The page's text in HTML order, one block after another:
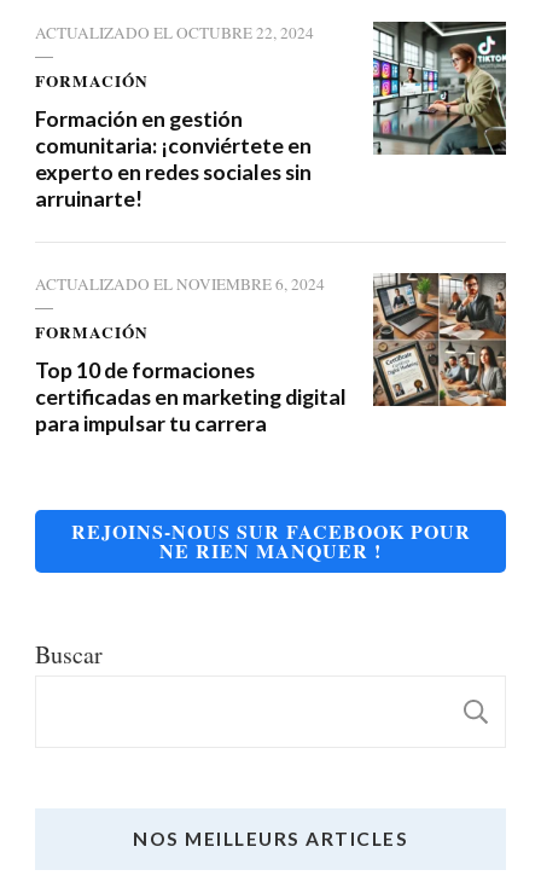
ACTUALIZADO ELOCTUBRE 22, 2024
FORMACIÓN
Formación en gestión
comunitaria: ¡conviértete en
experto en redes sociales sin
arruinarte!
ACTUALIZADO ELNOVIEMBRE 6, 2024
FORMACIÓN
Top 10 de formaciones
certificadas en marketing digital
para impulsar tu carrera
REJOINS-NOUS SUR FACEBOOK POUR
NE RIEN MANQUER !
Buscar
NOS MEILLEURS ARTICLES